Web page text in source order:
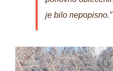
je bilo nepopisno.”